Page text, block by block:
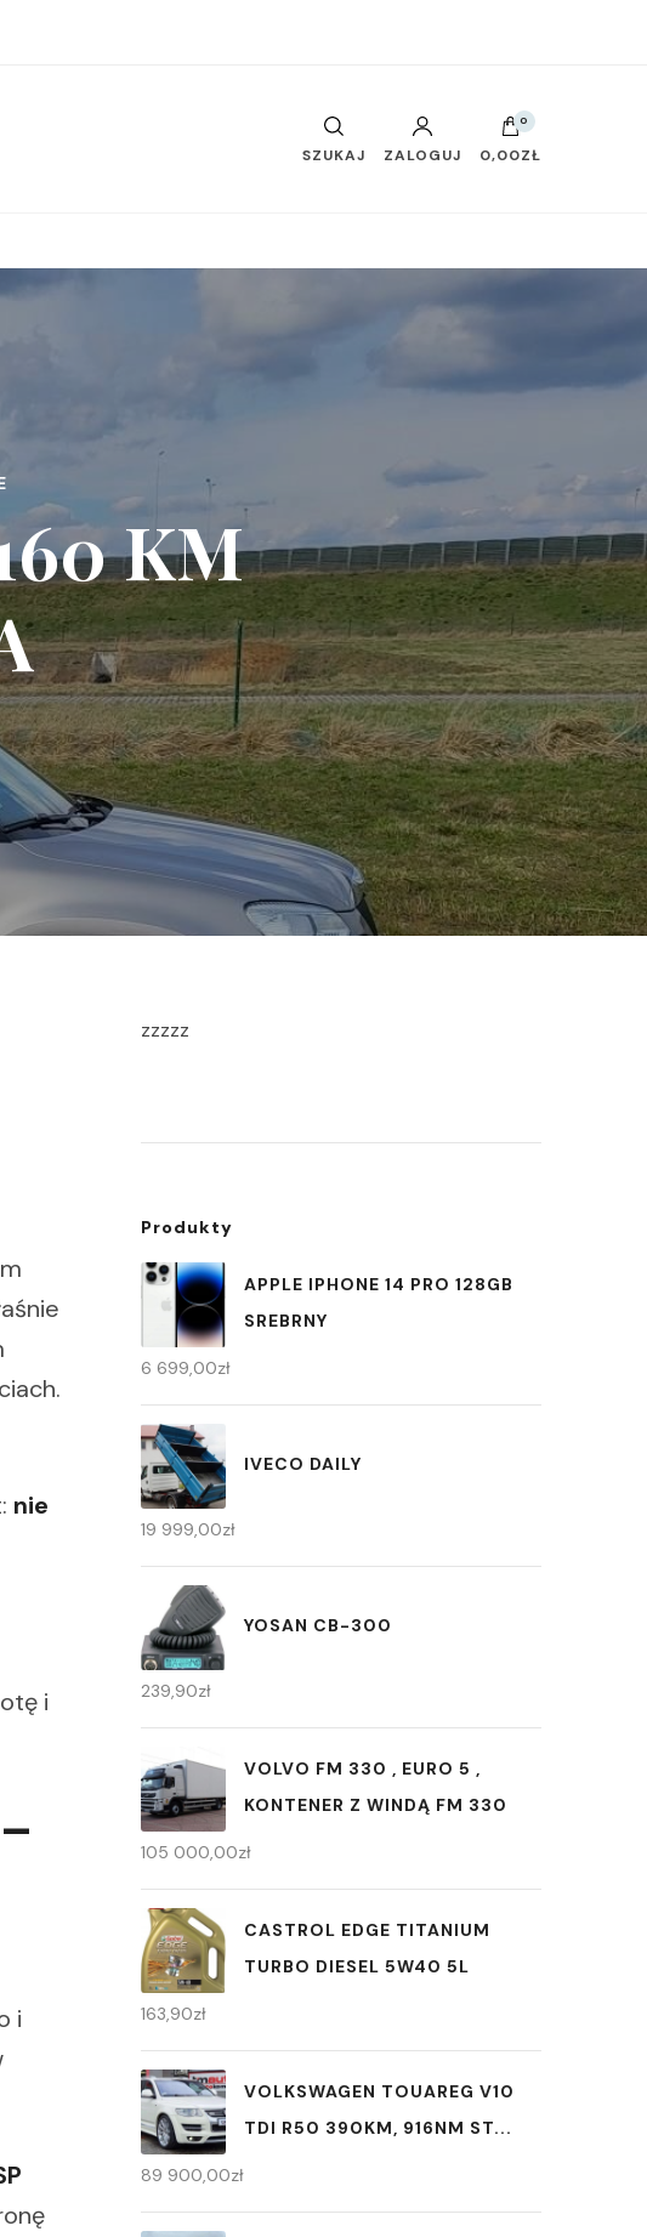
SZUKAJ ZALOGUJ
0
0,00ZŁ
KM
nie
i
i
zzzzz
Produkty
APPLE IPHONE 14 PRO 128GB
SREBRNY
6 699,00zł
IVECO DAILY
19 999,00zł
YOSAN CB-300
239,90zł
VOLVO FM 330 , EURO 5 ,
KONTENER Z WINDĄ FM 330
105 000,00zł
CASTROL EDGE TITANIUM
TURBO DIESEL 5W40 5L
163,90zł
VOLKSWAGEN TOUAREG V10
TDI R50 390KM, 916NM ST...
89 900,00zł